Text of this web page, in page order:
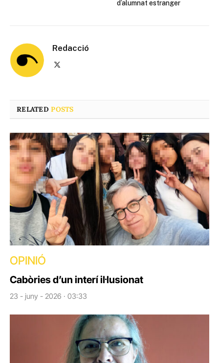
d’alumnat estranger
Redacció
RELATEDPOSTS
OPINIÓ
Cabòries d’un interí il·lusionat
23 - juny - 2026 · 03:33